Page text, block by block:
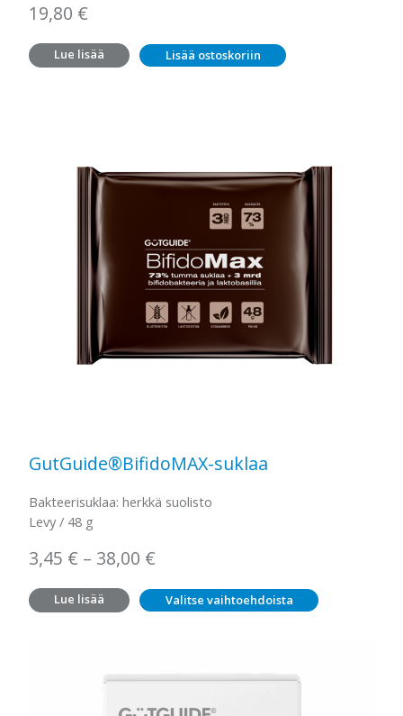
19,80 €
Lue lisää Lisää ostoskoriin
GutGuide®BifidoMAX-suklaa
Bakteerisuklaa: herkkä suolisto
Levy / 48 g
3,45 € – 38,00 €
–
Lue lisää Valitse vaihtoehdoista